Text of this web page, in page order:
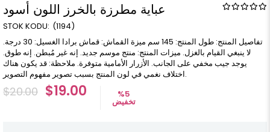
عباية مطرزة بالخرز اللون أسود
(1194)
تفاصيل المنتج: طول المنتج: 145 سم ميزة القماش: قماش برادا الغسيل: 30 درجة.
لا ينبغي القيام بالغزل. ميزات المنتج: منتج موسم جديد. إنه غير مُبطن. إنه طوق.
يوجد جيب مخفي على الجانب. الأزرار الأمامية متوفرة. ملاحظة: قد يكون هناك
اختلاف نغمي في لون المنتج بسبب تصوير مفهوم التصوير.
$20.00 $19.00 %5
تخفيض